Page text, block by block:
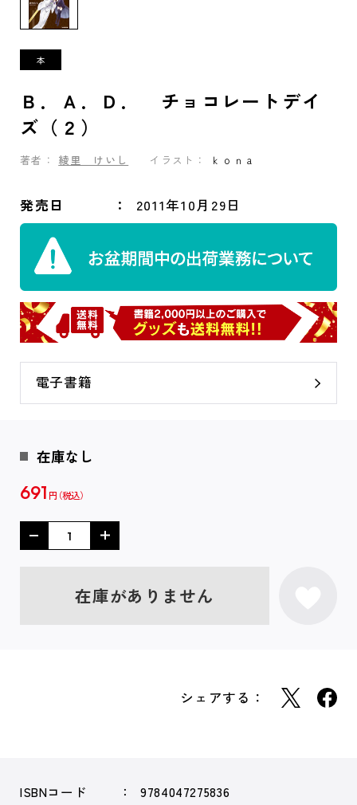
Ｂ．Ａ．Ｄ． チョコレートデイ
ズ（２）
著者： 綾里 けいし イラスト： ｋｏｎａ
発売日 2011年10月29日
電子書籍
在庫なし
691 円
在庫がありません
シェアする：
ISBNコード
9784047275836